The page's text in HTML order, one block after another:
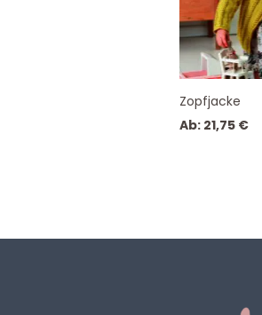
Zopfjacke
Ab: 21,75 €